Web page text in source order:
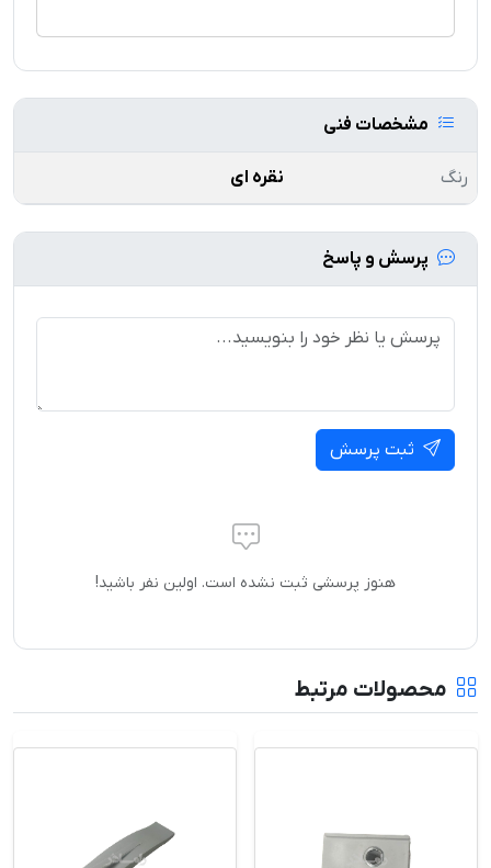
مشخصات فنی
رنگ نقره ای
پرسش و پاسخ
ثبت پرسش
هنوز پرسشی ثبت نشده است. اولین نفر باشید!
محصولات مرتبط